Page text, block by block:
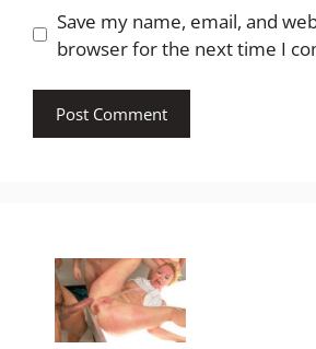
Save my name, email, and
browser for the next time I